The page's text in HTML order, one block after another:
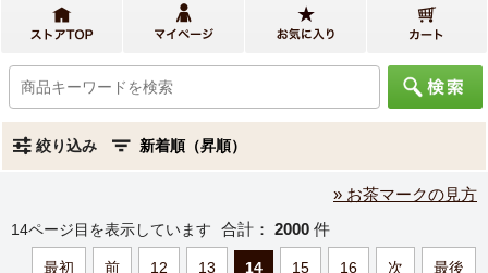
絞り込み
» お茶マークの見方
14ページ目を表示しています 合計： 2000 件
最初 前 12 13 14 15 16 次 最後